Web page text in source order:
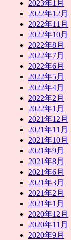
2023年1月
2022年12月
2022年11月
2022年10月
2022年8月
2022年7月
2022年6月
2022年5月
2022年4月
2022年2月
2022年1月
2021年12月
2021年11月
2021年10月
2021年9月
2021年8月
2021年6月
2021年3月
2021年2月
2021年1月
2020年12月
2020年11月
2020年9月